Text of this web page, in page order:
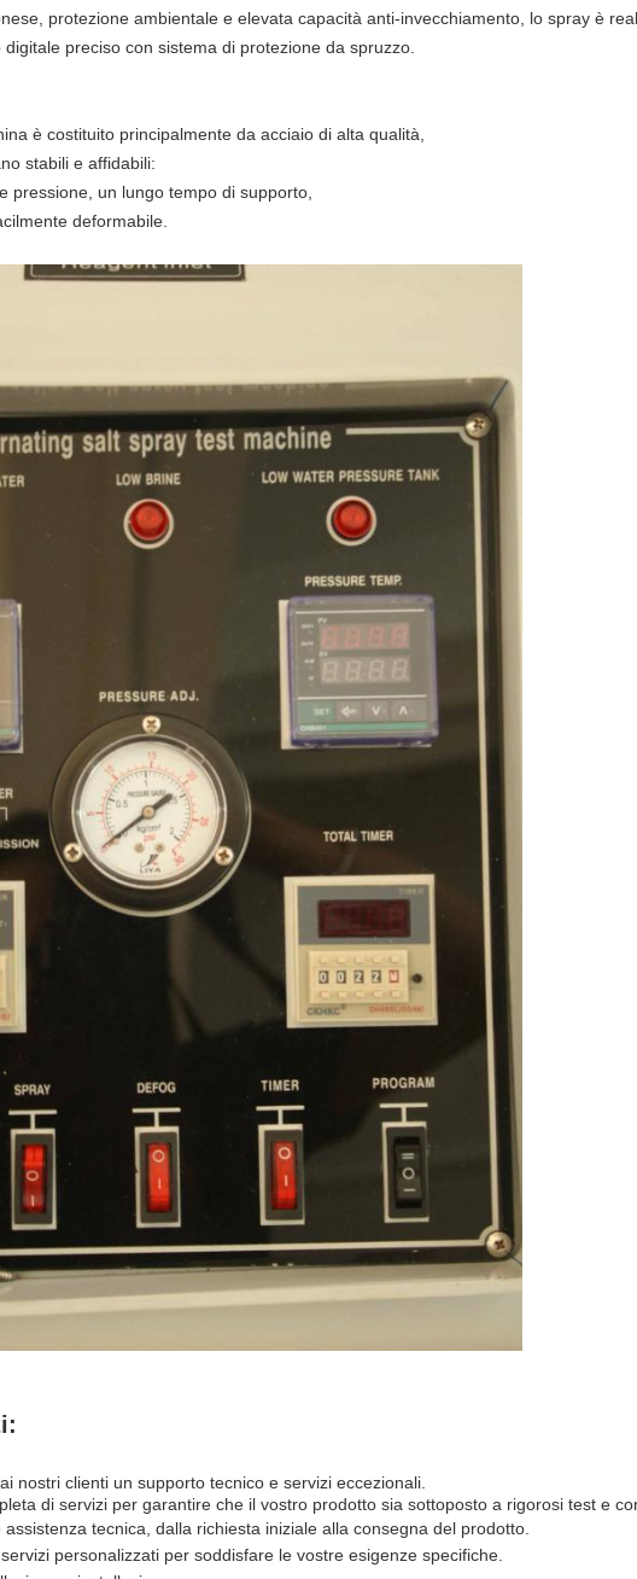
protezione ambientale e elevata capacità anti-invecchiamento, lo spray è
preciso con sistema di protezione da spruzzo.
è costituito principalmente da acciaio di alta qualità,
stabili e affidabili:
pressione, un lungo tempo di supporto,
deformabile.
nostri clienti un supporto tecnico e servizi eccezionali.
di servizi per garantire che il vostro prodotto sia sottoposto a rigorosi test e
tecnica, dalla richiesta iniziale alla consegna del prodotto.
personalizzati per soddisfare le vostre esigenze specifiche.